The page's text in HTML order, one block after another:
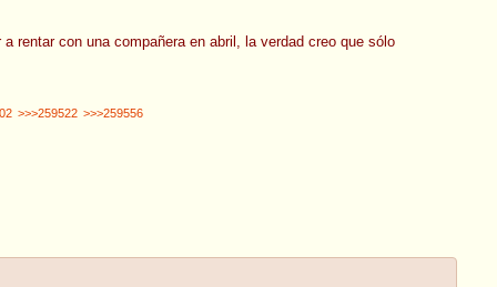
rentar con una compañera en abril, la verdad creo que sólo
>>>259522 >>>259556